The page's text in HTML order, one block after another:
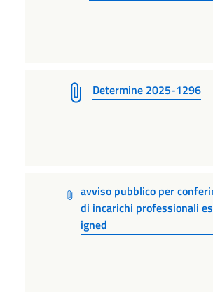
Determine 2025-1296
avviso pubblico per
di incarichi professionali
igned